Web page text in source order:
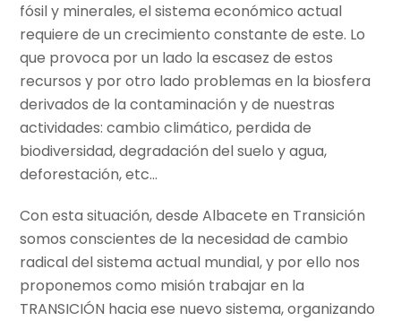
fósil y minerales, el sistema económico actual
requiere de un crecimiento constante de este. Lo
que provoca por un lado la escasez de estos
recursos y por otro lado problemas en la biosfera
derivados de la contaminación y de nuestras
actividades: cambio climático, perdida de
biodiversidad, degradación del suelo y agua,
deforestación, etc…
Con esta situación, desde Albacete en Transición
somos conscientes de la necesidad de cambio
radical del sistema actual mundial, y por ello nos
proponemos como misión trabajar en la
TRANSICIÓN hacia ese nuevo sistema, organizando